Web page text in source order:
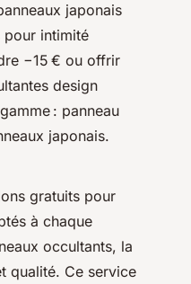
japonais
pour intimité
−15 € ou offrir
design
: panneau
japonais.
gratuits pour
à chaque
occultants, la
qualité. Ce service